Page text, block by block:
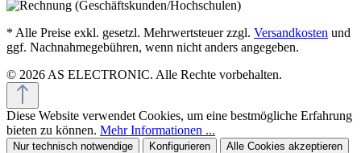
* Alle Preise exkl. gesetzl. Mehrwertsteuer zzgl. Versandkosten und
ggf. Nachnahmegebühren, wenn nicht anders angegeben.
© 2026 AS ELECTRONIC. Alle Rechte vorbehalten.
Diese Website verwendet Cookies, um eine bestmögliche Erfahrung
bieten zu können. Mehr Informationen ...
Nur technisch notwendige Konfigurieren Alle Cookies akzeptieren